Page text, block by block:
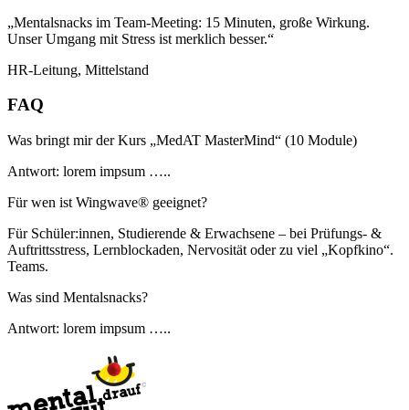
„Mentalsnacks im Team-Meeting: 15 Minuten, große Wirkung.
Unser Umgang mit Stress ist merklich besser.“
HR-Leitung, Mittelstand
FAQ
Was bringt mir der Kurs „MedAT MasterMind“ (10 Module)
Antwort: lorem impsum …..
Für wen ist Wingwave® geeignet?
Für Schüler:innen, Studierende & Erwachsene – bei Prüfungs- &
Auftrittsstress, Lernblockaden, Nervosität oder zu viel „Kopfkino“.
Teams.
Was sind Mentalsnacks?
Antwort: lorem impsum …..